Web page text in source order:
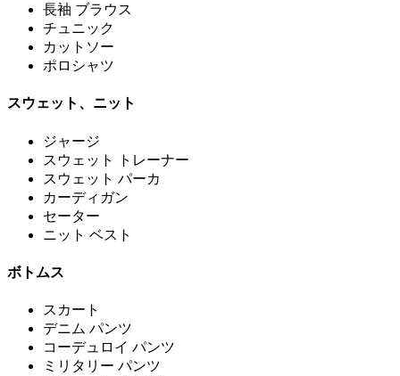
長袖 ブラウス
チュニック
カットソー
ポロシャツ
スウェット、ニット
ジャージ
スウェット トレーナー
スウェット パーカ
カーディガン
セーター
ニット ベスト
ボトムス
スカート
デニム パンツ
コーデュロイ パンツ
ミリタリー パンツ